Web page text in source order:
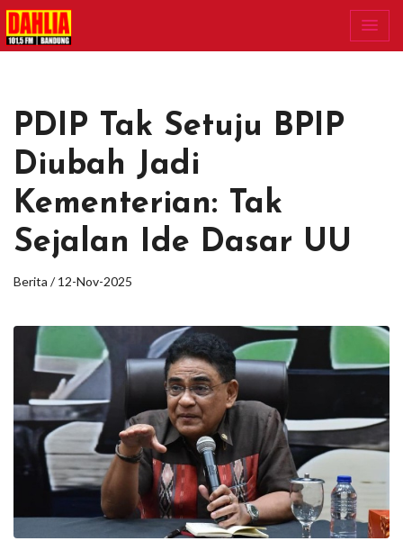
PDIP Tak Setuju BPIP
Diubah Jadi
Kementerian: Tak
Sejalan Ide Dasar UU
Berita / 12-Nov-2025